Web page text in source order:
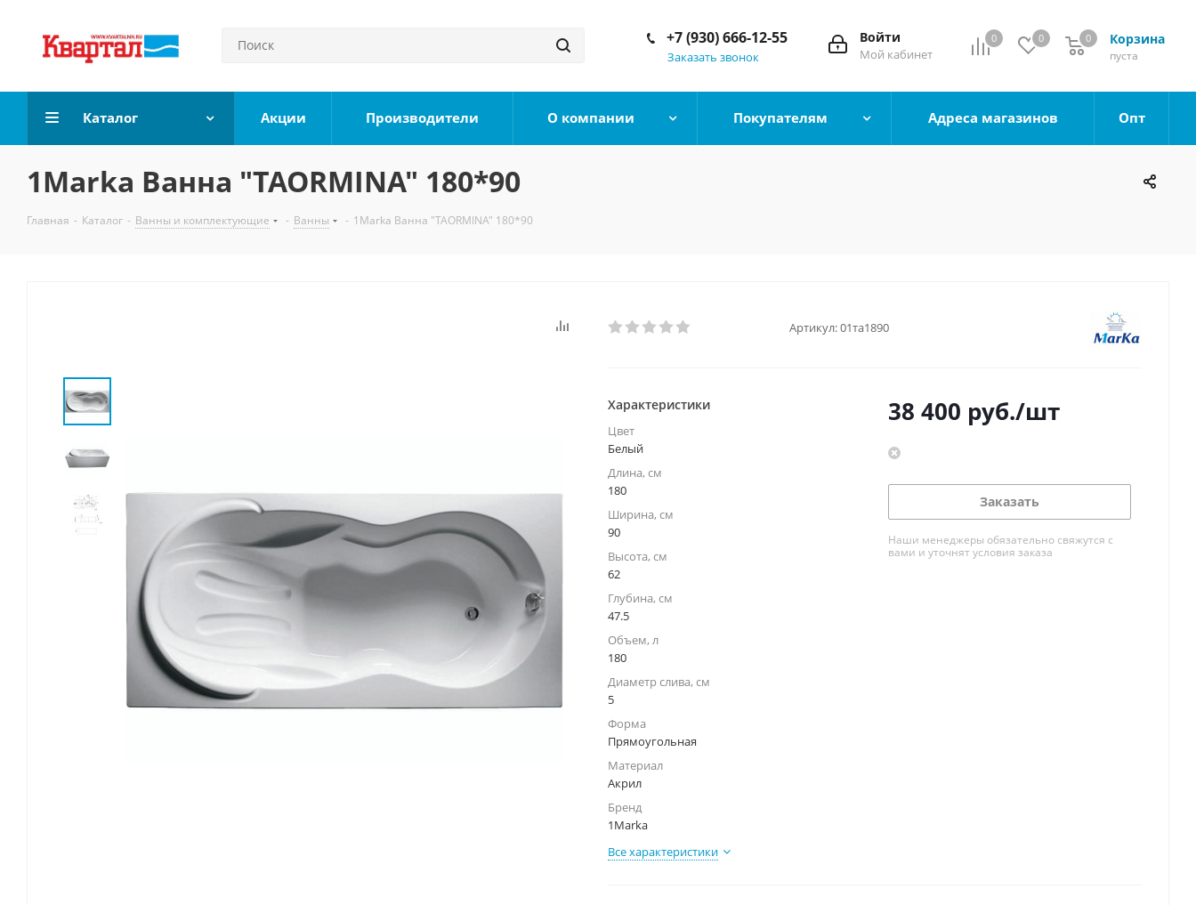
0 0 Корзина
0
пуста
0
Войти
Мой кабинет
+7 (930) 666-12-55
Заказать звонок
Каталог Акции Производители О компании Покупателям Адреса магазинов Опт
1Marka Ванна "TAORMINA" 180*90
Главная - Каталог - Ванны и комплектующие - Ванны - 1Marka Ванна "TAORMINA" 180*90
Артикул:01та1890
Характеристики
Цвет
Белый
Длина, см
180
Ширина, см
90
Высота, см
62
Глубина, см
47.5
Объем, л
180
Диаметр слива, см
5
Форма
Прямоугольная
Материал
Акрил
Бренд
1Marka
Все характеристики
38 400 руб./шт
Заказать
Наши менеджеры обязательно свяжутся с
вами и уточнят условия заказа